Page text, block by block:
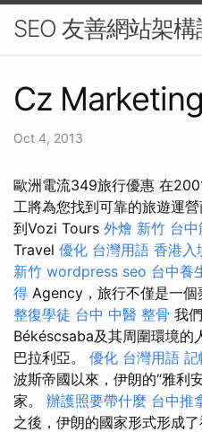
SEO 友善網站架
Cz
Oct 4, 2013
歐洲電流349旅行優惠 在
工將為您找到可靠的旅遊運
到Vozi Tours 外燴 新竹 台
Travel 優化 台灣用語 香港入
新竹 wordpress seo 台中養
得 Agency，旅行不僅是一個
整復學徒 台中 中醫 整骨 我
Békéscsaba及其周圍環境的
巴拉利亞。 優化 台灣用語
波斯帝國以來，伊朗的“雅利
家。 辦護照要帶什麼 台中推
之後，伊朗的國家形式形成